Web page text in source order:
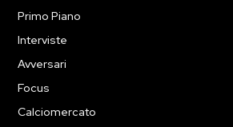
Primo Piano
Interviste
Avversari
Focus
Calciomercato